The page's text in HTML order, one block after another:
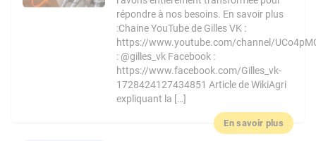
répondre à nos besoins. En savoir plus
:Chaine YouTube de Gilles VK :
https://www.youtube.com/channel/
: @gilles_vk Facebook :
https://www.facebook.com/Gilles_vk-
1728424127434851 Article de WikiAgri
expliquant la […]
En savoir plus